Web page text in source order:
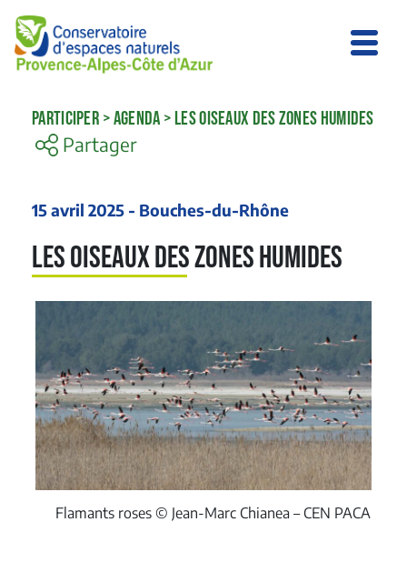
PARTICIPER >AGENDA >LES OISEAUX DES ZONES HUMIDES
Partager
15 avril 2025 - Bouches-du-Rhône
Les oiseaux des zones humides
Flamants roses © Jean-Marc Chianea – CEN PACA